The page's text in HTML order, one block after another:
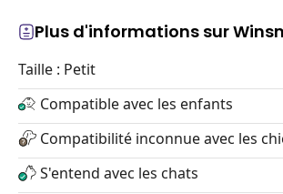
Plus d'informations sur
Taille : Petit
Compatible avec les enfants
Compatibilité inconnue avec les
S'entend avec les chats